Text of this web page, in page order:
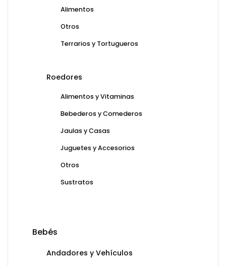
Alimentos
Otros
Terrarios y Tortugueros
Roedores
Alimentos y Vitaminas
Bebederos y Comederos
Jaulas y Casas
Juguetes y Accesorios
Otros
Sustratos
Bebés
Andadores y Vehículos